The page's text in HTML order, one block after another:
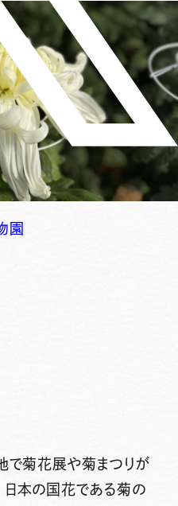
園
で菊花展や菊まつりが
日本の国花である菊の